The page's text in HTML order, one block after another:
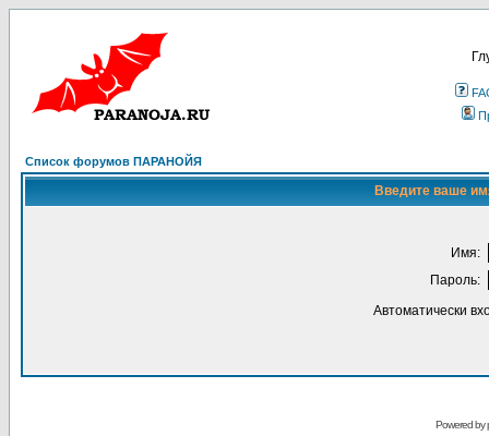
Список форумов ПАРАНОЙЯ
Введите ваше
Имя:
Пароль:
Автоматически
Powered by